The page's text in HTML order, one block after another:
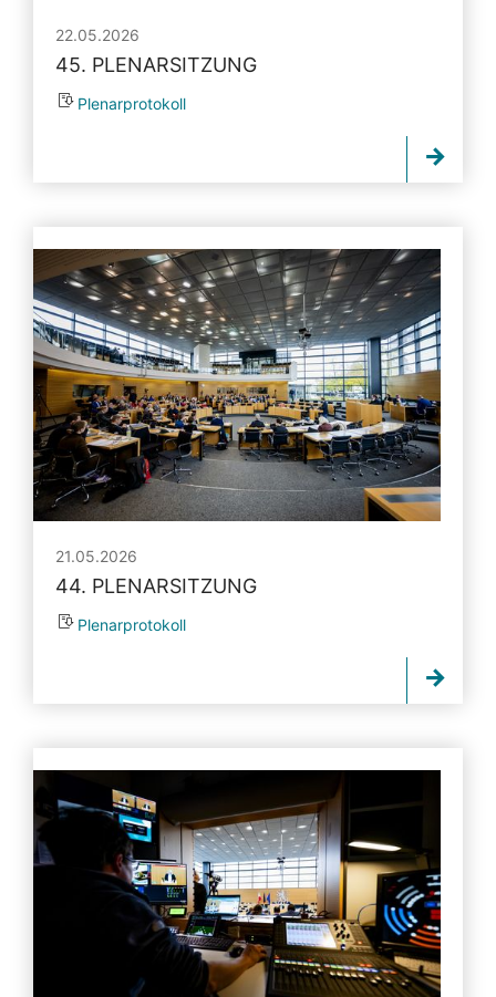
22.05.2026
45. PLENARSITZUNG
Plenarprotokoll
21.05.2026
44. PLENARSITZUNG
Plenarprotokoll